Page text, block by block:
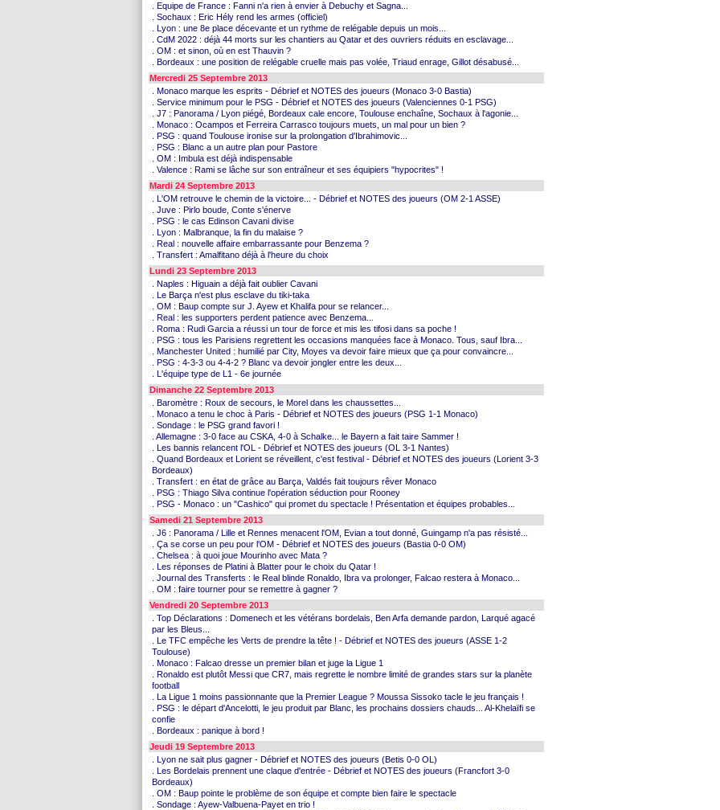
. Equipe de France : Fanni n'a rien à envier à Debuchy et Sagna...
. Sochaux : Eric Hély rend les armes (officiel)
. Lyon : une 8e place décevante et un rythme de relégable depuis un mois...
. CdM 2022 : déjà 44 morts sur les chantiers au Qatar et des ouvriers réduits en esclavage...
. OM : et sinon, où en est Thauvin ?
. Bordeaux : une position de relégable cruelle mais pas volée, Triaud enrage, Gillot désabusé...
Mercredi 25 Septembre 2013
. Monaco marque les esprits - Débrief et NOTES des joueurs (Monaco 3-0 Bastia)
. Service minimum pour le PSG - Débrief et NOTES des joueurs (Valenciennes 0-1 PSG)
. J7 : Panorama / Lyon piégé, Bordeaux cale encore, Toulouse enchaîne, Sochaux à l'agonie...
. Monaco : Ocampos et Ferreira Carrasco toujours muets, un mal pour un bien ?
. PSG : quand Toulouse ironise sur la prolongation d'Ibrahimovic...
. PSG : Blanc a un autre plan pour Pastore
. OM : Imbula est déjà indispensable
. Valence : Rami se lâche sur son entraîneur et ses équipiers "hypocrites" !
Mardi 24 Septembre 2013
. L'OM retrouve le chemin de la victoire... - Débrief et NOTES des joueurs (OM 2-1 ASSE)
. Juve : Pirlo boude, Conte s'énerve
. PSG : le cas Edinson Cavani divise
. Lyon : Malbranque, la fin du malaise ?
. Real : nouvelle affaire embarrassante pour Benzema ?
. Transfert : Amalfitano déjà à l'heure du choix
Lundi 23 Septembre 2013
. Naples : Higuain a déjà fait oublier Cavani
. Le Barça n'est plus esclave du tiki-taka
. OM : Baup compte sur J. Ayew et Khalifa pour se relancer...
. Real : les supporters perdent patience avec Benzema...
. Roma : Rudi Garcia a réussi un tour de force et mis les tifosi dans sa poche !
. PSG : tous les Parisiens regrettent les occasions manquées face à Monaco. Tous, sauf Ibra...
. Manchester United : humilié par City, Moyes va devoir faire mieux que ça pour convaincre...
. PSG : 4-3-3 ou 4-4-2 ? Blanc va devoir jongler entre les deux...
. L'équipe type de L1 - 6e journée
Dimanche 22 Septembre 2013
. Baromètre : Roux de secours, le Morel dans les chaussettes...
. Monaco a tenu le choc à Paris - Débrief et NOTES des joueurs (PSG 1-1 Monaco)
. Sondage : le PSG grand favori !
. Allemagne : 3-0 face au CSKA, 4-0 à Schalke... le Bayern a fait taire Sammer !
. Les bannis relancent l'OL - Débrief et NOTES des joueurs (OL 3-1 Nantes)
. Quand Bordeaux et Lorient se réveillent, c'est festival - Débrief et NOTES des joueurs (Lorient 3-3
Bordeaux)
. Transfert : en état de grâce au Barça, Valdés fait toujours rêver Monaco
. PSG : Thiago Silva continue l'opération séduction pour Rooney
. PSG - Monaco : un "Cashico" qui promet du spectacle ! Présentation et équipes probables...
Samedi 21 Septembre 2013
. J6 : Panorama / Lille et Rennes menacent l'OM, Evian a tout donné, Guingamp n'a pas résisté...
. Ça se corse un peu pour l'OM - Débrief et NOTES des joueurs (Bastia 0-0 OM)
. Chelsea : à quoi joue Mourinho avec Mata ?
. Les réponses de Platini à Blatter pour le choix du Qatar !
. Journal des Transferts : le Real blinde Ronaldo, Ibra va prolonger, Falcao restera à Monaco...
. OM : faire tourner pour se remettre à gagner ?
Vendredi 20 Septembre 2013
. Top Déclarations : Domenech et les vétérans bordelais, Ben Arfa demande pardon, Larqué agacé
par les Bleus...
. Le TFC empêche les Verts de prendre la tête ! - Débrief et NOTES des joueurs (ASSE 1-2
Toulouse)
. Monaco : Falcao dresse un premier bilan et juge la Ligue 1
. Ronaldo est plutôt Messi que CR7, mais regrette le nombre limité de grandes stars sur la planète
football
. La Ligue 1 moins passionnante que la Premier League ? Moussa Sissoko tacle le jeu français !
. PSG : le départ d'Ancelotti, le jeu produit par Blanc, les prochains dossiers chauds... Al-Khelaïfi se
confie
. Bordeaux : panique à bord !
Jeudi 19 Septembre 2013
. Lyon ne sait plus gagner - Débrief et NOTES des joueurs (Betis 0-0 OL)
. Les Bordelais prennent une claque d'entrée - Débrief et NOTES des joueurs (Francfort 3-0
Bordeaux)
. OM : Baup pointe le problème de son équipe et compte bien faire le spectacle
. Sondage : Ayew-Valbuena-Payet en trio !